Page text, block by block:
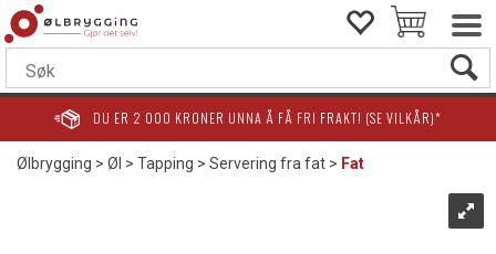
DU ER 2 000 KRONER UNNA Å FÅ FRI FRAKT! (SE VILKÅR)*
Ølbrygging>Øl >Tapping>Servering fra fat> Fat